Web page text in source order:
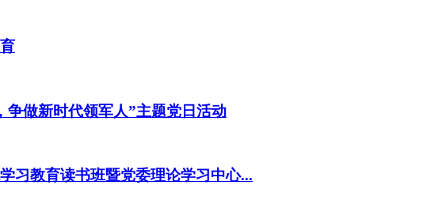
做新时代领军人”主题党日活动
习教育读书班暨党委理论学习中心...